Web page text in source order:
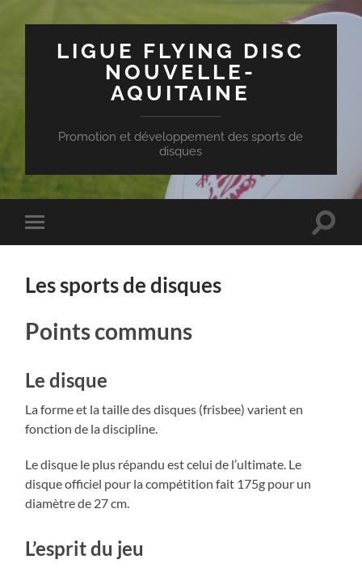
LIGUE FLYING DISC
NOUVELLE-
AQUITAINE
Promotion et développement des sports de
disques
Toggle
mobile
Toggle
Les sports de disques
Points communs
Le disque
La forme et la taille des disques (frisbee) varient en
fonction de la discipline.
Le disque le plus répandu est celui de l’ultimate. Le
disque officiel pour la compétition fait 175g pour un
diamètre de 27 cm.
L’esprit du jeu